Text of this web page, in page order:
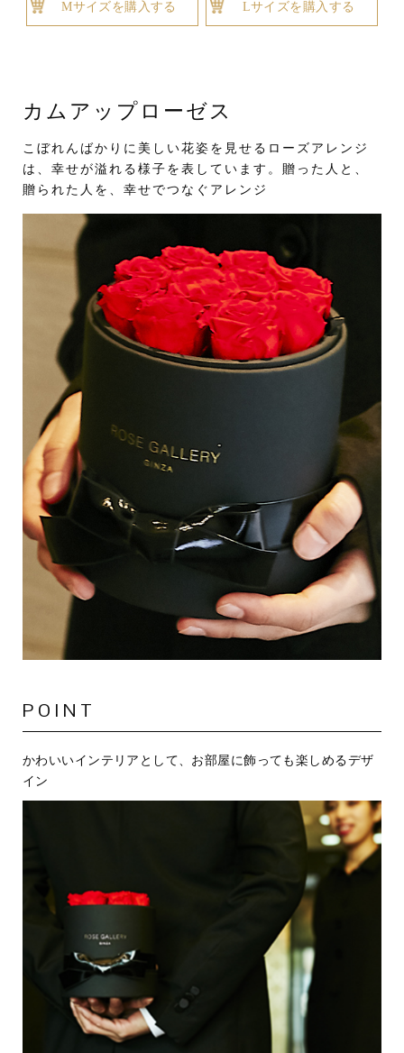
Mサイズを購入する Lサイズを購入する
カムアップローゼス
こぼれんばかりに美しい花姿を見せるローズアレンジ
は、幸せが溢れる様子を表しています。贈った人と、
贈られた人を、幸せでつなぐアレンジ
POINT
かわいいインテリアとして、お部屋に飾っても楽しめるデザ
イン